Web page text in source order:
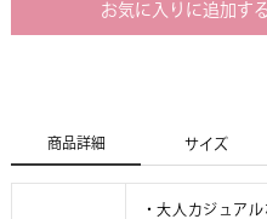
お気に入りに追加す
商品詳細 サイズ
・大人カジュア